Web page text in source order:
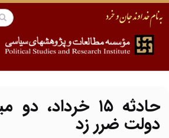
حادثه ۱۵ خرداد،
دولت ضرر زد